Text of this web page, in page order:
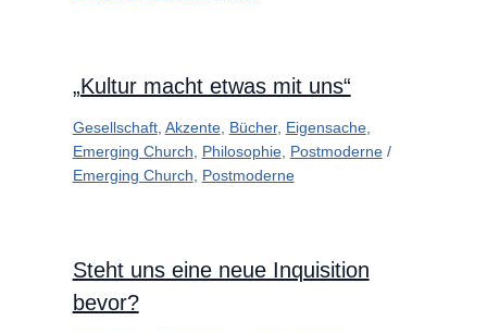
„Kultur macht etwas mit uns“
Gesellschaft, Akzente, Bücher, Eigensache,
Emerging Church
Philosophie, Postmoderne/
Emerging Church
Postmoderne
Steht uns eine neue Inquisition
bevor?